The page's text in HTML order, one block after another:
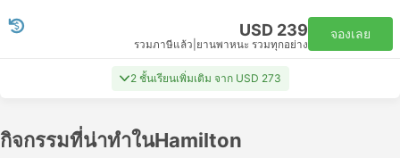
USD 239
รวมภาษีแล้ว ยานพาหนะ รวมทุกอย่าง
จองเลย
2 ชั้นเรียนเพิ่มเติม จาก USD 273
กิจกรรมที่น่าทำในHamilton